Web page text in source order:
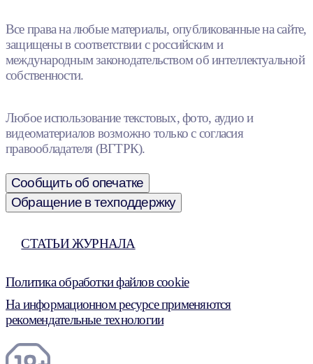
Все права на любые материалы, опубликованные на сайте,
защищены в соответствии с российским и
международным законодательством об интеллектуальной
собственности.
Любое использование текстовых, фото, аудио и
видеоматериалов возможно только с согласия
правообладателя (ВГТРК).
Сообщить об опечатке
Обращение в техподдержку
СТАТЬИ ЖУРНАЛА
Политика обработки файлов cookie
На информационном ресурсе применяются
рекомендательные технологии